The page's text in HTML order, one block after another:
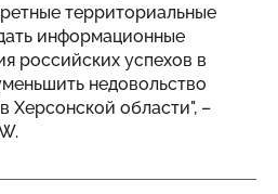
территориальные
информационные
российских успехов в
недовольство
Херсонской области", –